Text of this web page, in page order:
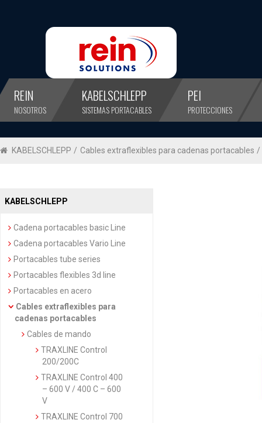
REIN
NOSOTROS
KABELSCHLEPP
SISTEMAS PORTACABLES
PEI
PROTECCIONES
KABELSCHLEPP / Cables extraflexibles para cadenas portacables /
KABELSCHLEPP
Cadena portacables basic Line
Cadena portacables Vario Line
Portacables tube series
Portacables flexibles 3d line
Portacables en acero
Cables extraflexibles para
cadenas portacables
Cables de mando
TRAXLINE Control
200/200C
TRAXLINE Control 400
– 600 V / 400 C – 600
V
TRAXLINE Control 700